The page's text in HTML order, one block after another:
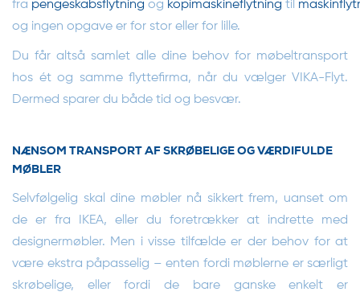
fra pengeskabsflytning og kopimaskineflytning til
og ingen opgave er for stor eller for lille.
Du får altså samlet alle dine behov for møbeltransport
hos ét og samme flyttefirma, når du vælger VIKA-Flyt.
Dermed sparer du både tid og besvær.
NÆNSOM TRANSPORT AF SKRØBELIGE OG VÆRDIFULDE
MØBLER
Selvfølgelig skal dine møbler nå sikkert frem, uanset om
de er fra IKEA, eller du foretrækker at indrette med
designermøbler. Men i visse tilfælde er der behov for at
være ekstra påpasselig – enten fordi møblerne er særligt
skrøbelige, eller fordi de bare ganske enkelt er